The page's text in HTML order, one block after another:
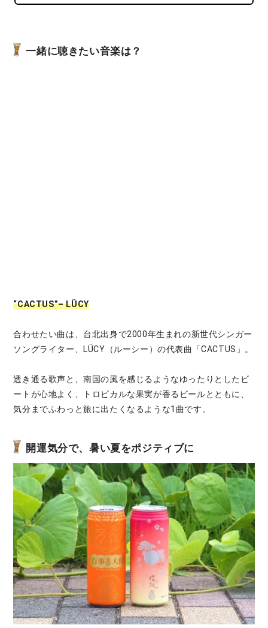
一緒に聴きたい音楽は？
“CACTUS”– LÜCY
合わせたい曲は、台北出身で2000年生まれの新世代シンガー
ソングライター、LÜCY（ルーシー）の代表曲「CACTUS」。
透き通る歌声と、南国の風を感じるようなゆったりとしたビ
ートが心地よく、トロピカルな果実が香るビールとともに、
気分までふわっと旅に出たくなるような1曲です。
開運気分で、暑い夏をポジティブに